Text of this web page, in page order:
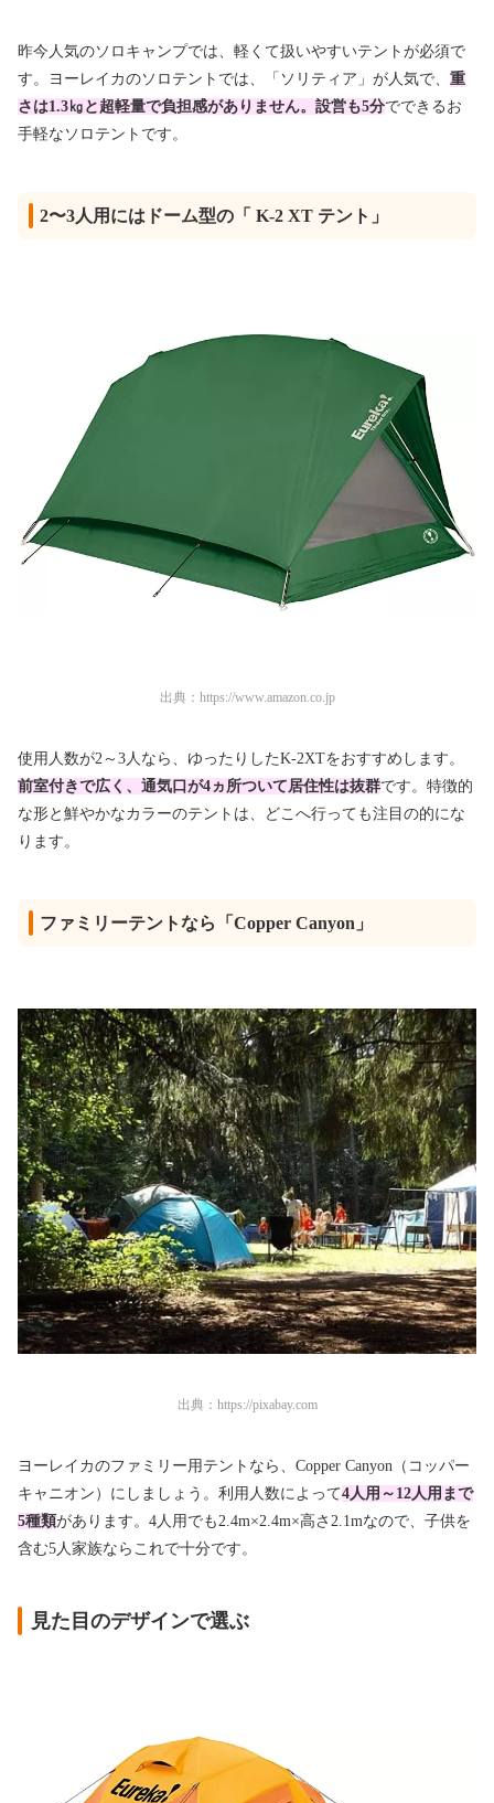
昨今人気のソロキャンプでは、軽くて扱いやすいテントが必須で
す。ヨーレイカのソロテントでは、「ソリティア」が人気で、 重
さは1.3㎏と超軽量で負担感がありません。設営も5分でできるお
手軽なソロテントです。
2〜3人用にはドーム型の「 K-2 XT テント」
出典： https://www.amazon.co.jp
使用人数が2～3人なら、ゆったりしたK-2XTをおすすめします。
前室付きで広く、通気口が4ヵ所ついて居住性は抜群です。特徴的
な形と鮮やかなカラーのテントは、どこへ行っても注目の的にな
ります。
ファミリーテントなら「Copper Canyon」
出典： https://pixabay.com
ヨーレイカのファミリー用テントなら、Copper Canyon（コッパー
キャニオン）にしましょう。利用人数によって4人用～12人用まで
5種類があります。4人用でも2.4m×2.4m×高さ2.1mなので、子供を
含む5人家族ならこれで十分です。
見た目のデザインで選ぶ